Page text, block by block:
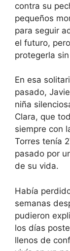
contra su
pequeños
para seguir
el futuro,
protegerla
En esa
pasado,
niña
Clara, que
siempre con
Torres tenía
pasado por
de su vida.
Había
semanas
pudieron
los días
llenos de